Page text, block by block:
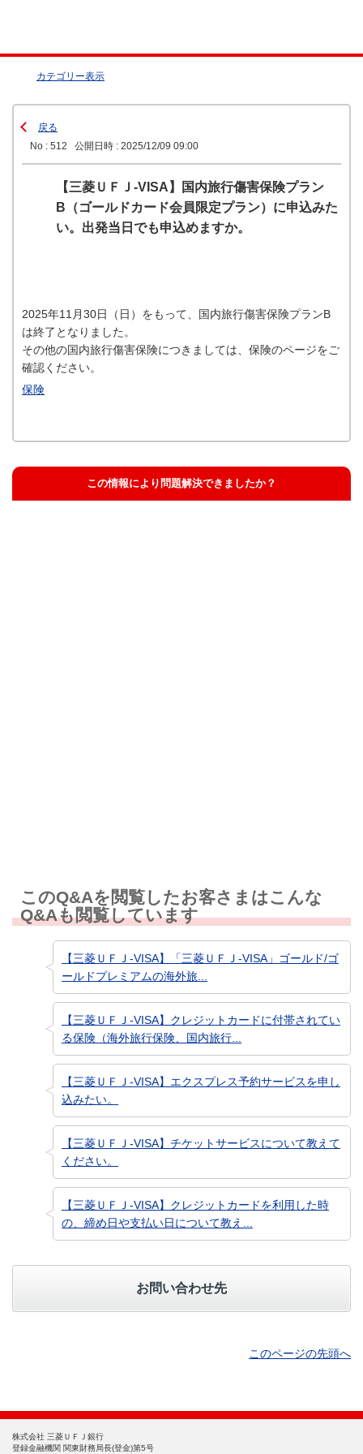
カテゴリー表示
戻る
No : 512
公開日時 : 2025/12/09 09:00
【三菱ＵＦＪ-VISA】国内旅行傷害保険プラン
B（ゴールドカード会員限定プラン）に申込みた
い。出発当日でも申込めますか。
2025年11月30日（日）をもって、国内旅行傷害保険プランB
は終了となりました。
その他の国内旅行傷害保険につきましては、保険のページをご
確認ください。
保険
この情報により問題解決できましたか？
このQ&Aを閲覧したお客さまはこんな
Q&Aも閲覧しています
【三菱ＵＦＪ-VISA】「三菱ＵＦＪ-VISA」ゴールド/ゴ
ールドプレミアムの海外旅...
【三菱ＵＦＪ-VISA】クレジットカードに付帯されてい
る保険（海外旅行保険、国内旅行...
【三菱ＵＦＪ-VISA】エクスプレス予約サービスを申し
込みたい。
【三菱ＵＦＪ-VISA】チケットサービスについて教えて
ください。
【三菱ＵＦＪ-VISA】クレジットカードを利用した時
の、締め日や支払い日について教え...
お問い合わせ先
このページの先頭へ
株式会社 三菱ＵＦＪ銀行
登録金融機関 関東財務局長(登金)第5号